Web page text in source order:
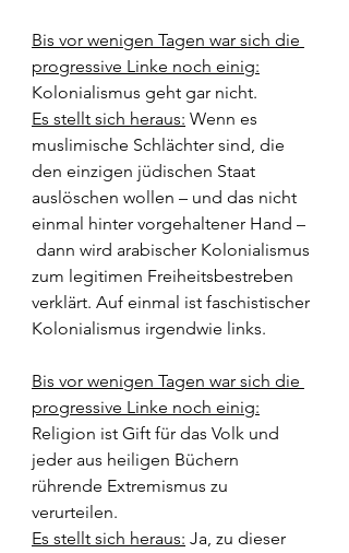
Bis vor wenigen Tagen war sich die
progressive Linke noch einig:
Kolonialismus geht gar nicht.
Es stellt sich heraus: Wenn es
muslimische Schlächter sind, die
den einzigen jüdischen Staat
auslöschen wollen – und das nicht
einmal hinter vorgehaltener Hand –
dann wird arabischer Kolonialismus
zum legitimen Freiheitsbestreben
verklärt. Auf einmal ist faschistischer
Kolonialismus irgendwie links.
Bis vor wenigen Tagen war sich die
progressive Linke noch einig:
Religion ist Gift für das Volk und
jeder aus heiligen Büchern
rührende Extremismus zu
verurteilen.
Es stellt sich heraus: Ja, zu dieser